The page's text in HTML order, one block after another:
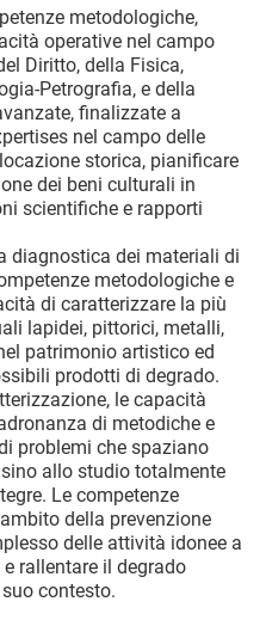
metodologiche,
operative nel campo
Diritto, della Fisica,
Petrografia, e della
finalizzate a
nel campo delle
storica, pianificare
dei beni culturali in
scientifiche e rapporti
diagnostica dei materiali di
metodologiche e
di caratterizzare la più
lapidei, pittorici, metalli,
patrimonio artistico ed
prodotti di degrado.
le capacità
di metodiche e
problemi che spaziano
allo studio totalmente
Le competenze
della prevenzione
delle attività idonee a
rallentare il degrado
contesto.